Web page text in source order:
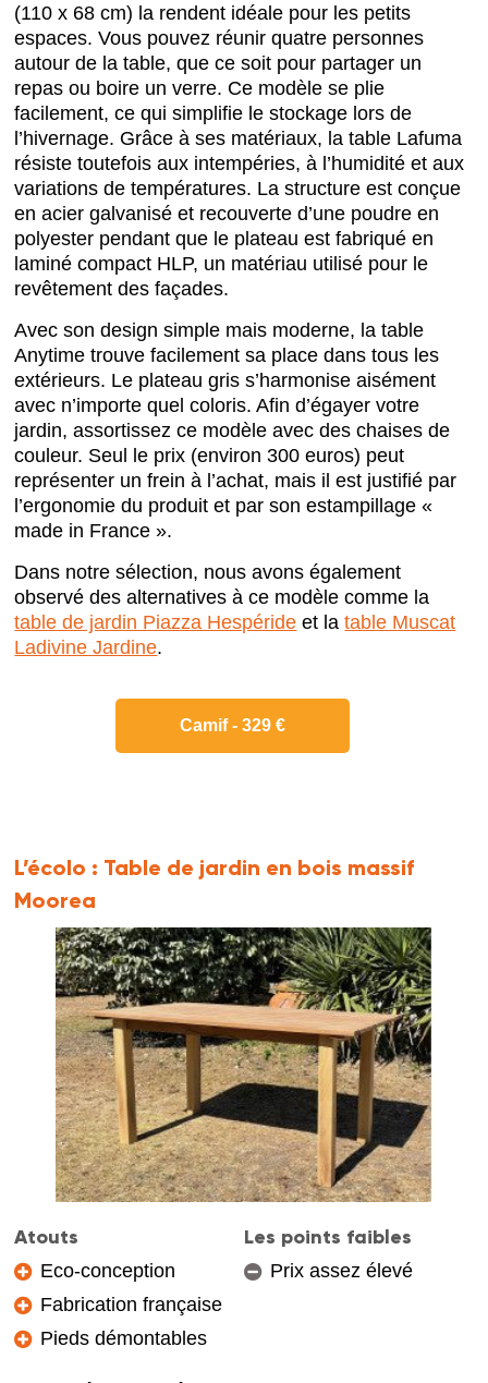
(110 x 68 cm) la rendent idéale pour les petits
espaces. Vous pouvez réunir quatre personnes
autour de la table, que ce soit pour partager un
repas ou boire un verre. Ce modèle se plie
facilement, ce qui simplifie le stockage lors de
l’hivernage. Grâce à ses matériaux, la table Lafuma
résiste toutefois aux intempéries, à l’humidité et aux
variations de températures. La structure est conçue
en acier galvanisé et recouverte d’une poudre en
polyester pendant que le plateau est fabriqué en
laminé compact HLP, un matériau utilisé pour le
revêtement des façades.
Avec son design simple mais moderne, la table
Anytime trouve facilement sa place dans tous les
extérieurs. Le plateau gris s’harmonise aisément
avec n’importe quel coloris. Afin d’égayer votre
jardin, assortissez ce modèle avec des chaises de
couleur. Seul le prix (environ 300 euros) peut
représenter un frein à l’achat, mais il est justifié par
l’ergonomie du produit et par son estampillage «
made in France ».
Dans notre sélection, nous avons également
observé des alternatives à ce modèle comme la
table de jardin Piazza Hespéride et latable Muscat
Ladivine Jardine.
Camif - 329 €
L’écolo : Table de jardin en bois massif
Moorea
Atouts
Eco-conception
Fabrication française
Pieds démontables
Les points faibles
Prix assez élevé